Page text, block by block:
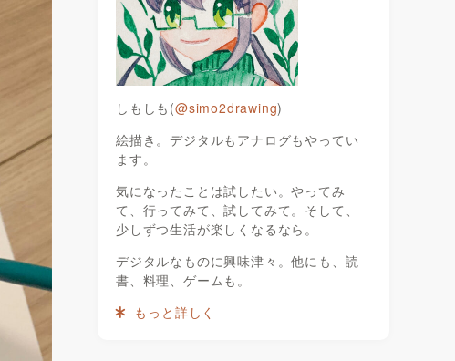
しもしも(@simo2drawing)
絵描き。デジタルもアナログもやってい
ます。
気になったことは試したい。やってみ
て、行ってみて、試してみて。そして、
少しずつ生活が楽しくなるなら。
デジタルなものに興味津々。他にも、読
書、料理、ゲームも。
もっと詳しく